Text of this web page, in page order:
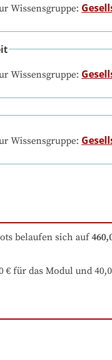
Wissensgruppe:
Wissensgruppe:
Wissensgruppe:
belaufen sich auf
€ für das Modul und